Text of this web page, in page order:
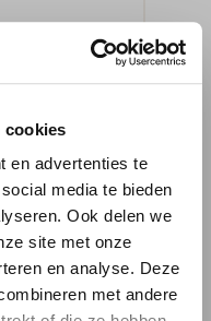
cookies
en advertenties te
media te bieden
Ook delen we
site met onze
en analyse. Deze
met andere
een troebel,
New
en fruitige
smaakprofiel
sappige
en
in perfecte